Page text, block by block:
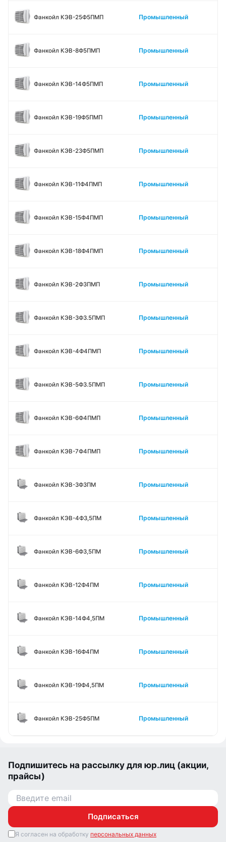
Фанкойл КЭВ-25Ф5ПМП Промышленный
Фанкойл КЭВ-8Ф5ПМП Промышленный
Фанкойл КЭВ-14Ф5ПМП Промышленный
Фанкойл КЭВ-19Ф5ПМП Промышленный
Фанкойл КЭВ-23Ф5ПМП Промышленный
Фанкойл КЭВ-11Ф4ПМП Промышленный
Фанкойл КЭВ-15Ф4ПМП Промышленный
Фанкойл КЭВ-18Ф4ПМП Промышленный
Фанкойл КЭВ-2Ф3ПМП Промышленный
Фанкойл КЭВ-3Ф3.5ПМП Промышленный
Фанкойл КЭВ-4Ф4ПМП Промышленный
Фанкойл КЭВ-5Ф3.5ПМП Промышленный
Фанкойл КЭВ-6Ф4ПМП Промышленный
Фанкойл КЭВ-7Ф4ПМП Промышленный
Фанкойл КЭВ-3Ф3ПМ Промышленный
Фанкойл КЭВ-4Ф3,5ПМ Промышленный
Фанкойл КЭВ-6Ф3,5ПМ Промышленный
Фанкойл КЭВ-12Ф4ПМ Промышленный
Фанкойл КЭВ-14Ф4,5ПМ Промышленный
Фанкойл КЭВ-16Ф4ПМ Промышленный
Фанкойл КЭВ-19Ф4,5ПМ Промышленный
Фанкойл КЭВ-25Ф5ПМ Промышленный
Подпишитесь на рассылку для юр.лиц (акции,
прайсы)
Подписаться
Я согласен на обработку персональных данных